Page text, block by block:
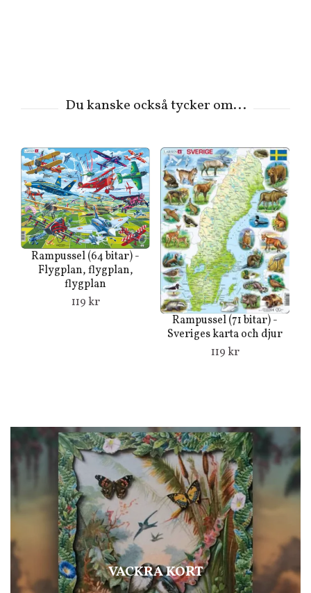
VACKRA KORT
Rampussel (64 bitar) -
Flygplan, flygplan,
flygplan
119 kr
Rampussel (71 bitar) -
Sveriges karta och djur
119 kr